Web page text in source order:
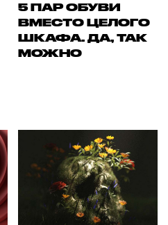
5 ПАР ОБУВИ
ВМЕСТО ЦЕЛОГО
ШКАФА. ДА, ТАК
МОЖНО